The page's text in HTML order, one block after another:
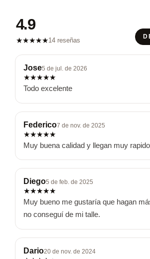
4.9
★★★★★14 reseñas
Jose5 de jul. de 2026
★★★★★
Todo excelente
Federico7 de nov. de 2025
★★★★★
Muy buena calidad y llegan muy
Diego5 de feb. de 2025
★★★★★
Muy bueno me gustaría que hagan
no conseguí de mi talle.
Dario20 de nov. de 2024